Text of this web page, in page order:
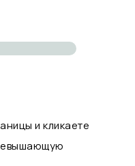
и кликаете